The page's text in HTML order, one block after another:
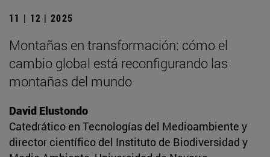
11 | 12 | 2025
Montañas en transformación: cómo el
cambio global está reconfigurando las
montañas del mundo
David Elustondo
Catedrático en Tecnologías del Medioambiente y
director científico del Instituto de Biodiversidad y